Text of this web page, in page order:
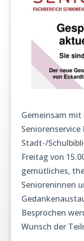
Gemeinsam
Stadt-/
Freitag von
gemütliches,
Senioreninnen
Besprochen
Wunsch der